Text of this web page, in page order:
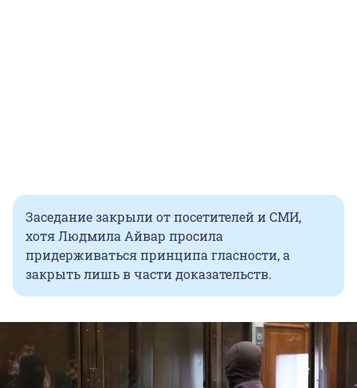
Заседание закрыли от посетителей и СМИ,
хотя Людмила Айвар просила
придерживаться принципа гласности, а
закрыть лишь в части доказательств.